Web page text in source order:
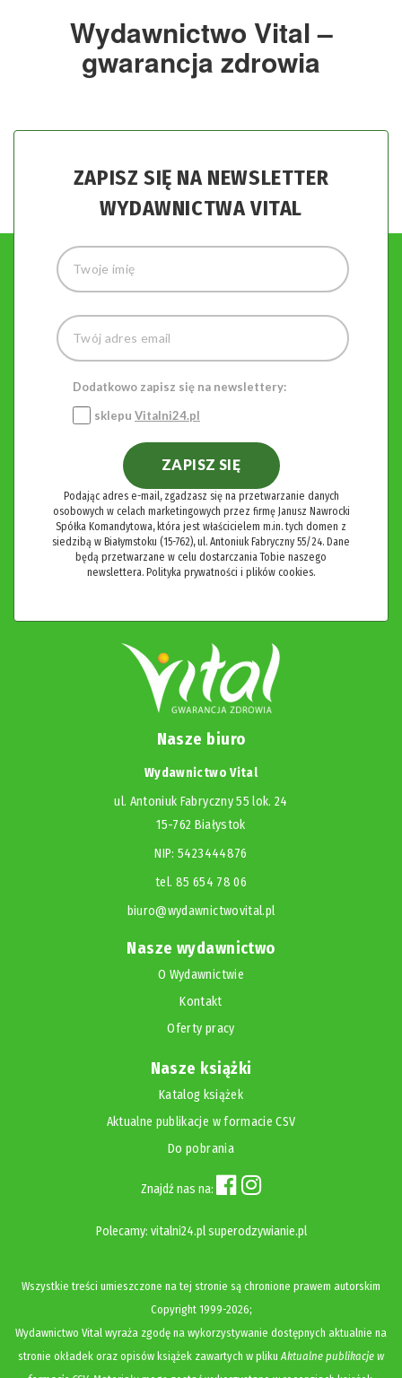
Wydawnictwo Vital –
gwarancja zdrowia
ZAPISZ SIĘ NA NEWSLETTER
WYDAWNICTWA VITAL
Dodatkowo zapisz się na newslettery:
sklepu Vitalni24.pl
ZAPISZ SIĘ
Podając adres e-mail, zgadzasz się na przetwarzanie danych
osobowych w celach marketingowych przez firmę Janusz Nawrocki
Spółka Komandytowa, która jest właścicielem m.in. tych domen z
siedzibą w Białymstoku (15-762), ul. Antoniuk Fabryczny 55/24. Dane
będą przetwarzane w celu dostarczania Tobie naszego
newslettera. Polityka prywatności i plików cookies.
Nasze biuro
Wydawnictwo Vital
ul. Antoniuk Fabryczny 55 lok. 24
15-762 Białystok
NIP: 5423444876
tel. 85 654 78 06
biuro@wydawnictwovital.pl
Nasze wydawnictwo
O Wydawnictwie
Kontakt
Oferty pracy
Nasze książki
Katalog książek
Aktualne publikacje w formacie CSV
Do pobrania
Znajdź nas na:
Polecamy: vitalni24.pl superodzywianie.pl
Wszystkie treści umieszczone na tej stronie są chronione prawem autorskim
Copyright1999-2026;
Wydawnictwo Vital wyraża zgodę na wykorzystywanie dostępnych aktualnie na
stronie okładek oraz opisów książek zawartych w plikuAktualne publikacje w